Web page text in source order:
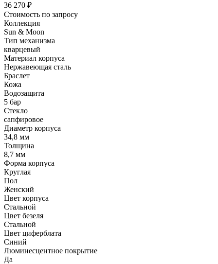
36 270 ₽
Стоимость по запросу
Коллекция
Sun & Moon
Тип механизма
кварцевый
Материал корпуса
Нержавеющая сталь
Браслет
Кожа
Водозащита
5 бар
Стекло
сапфировое
Диаметр корпуса
34,8 мм
Толщина
8,7 мм
Форма корпуса
Круглая
Пол
Женский
Цвет корпуса
Стальной
Цвет безеля
Стальной
Цвет циферблата
Синий
Люминесцентное покрытие
Да